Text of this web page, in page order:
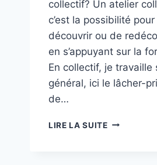
collectif? Un atelier
c’est la possibilité
découvrir ou de
en s’appuyant sur la
En collectif, je travaille
général, ici le lâcher-
de…
LIRE LA SUITEATELIER